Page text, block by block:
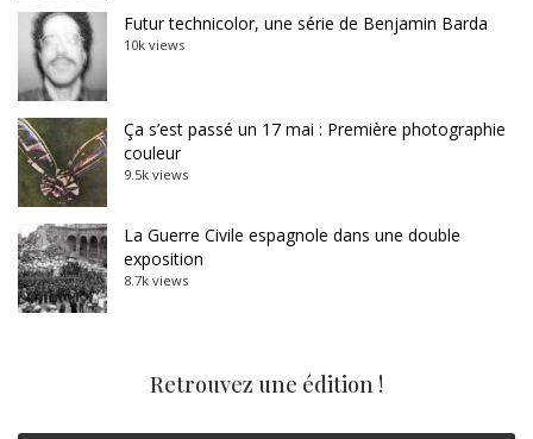
Futur technicolor, une série de Benjamin Barda
10k views
Ça s’est passé un 17 mai : Première photographie
couleur
9.5k views
La Guerre Civile espagnole dans une double
exposition
8.7k views
Retrouvez une édition !